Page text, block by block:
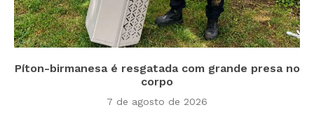
Píton-birmanesa é resgatada com grande presa no
corpo
7 de agosto de 2026